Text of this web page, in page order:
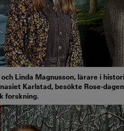
Linda Magnusson, lärare i
Karlstad, besökte Rose-
forskning.